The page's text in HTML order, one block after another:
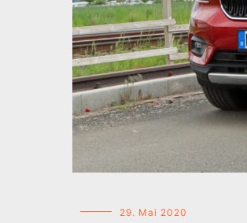
29. Mai 2020